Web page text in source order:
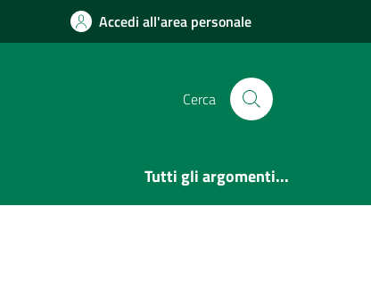
Accedi all'area personale
Cerca
Tutti gli argomenti...